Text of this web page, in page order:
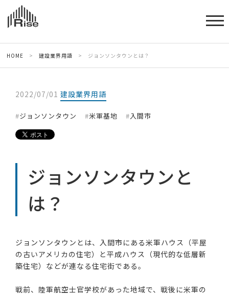
HOME > 建設業界用語 > ジョンソンタウンとは？
2022/07/01 建設業界用語
ジョンソンタウン 米軍基地 入間市
ジョンソンタウンと
は？
ジョンソンタウンとは、入間市にある米軍ハウス（平屋
の古いアメリカの住宅）と平成ハウス（現代的な低層新
築住宅）などが連なる住宅街である。
戦前、陸軍航空士官学校があった地域で、戦後に米軍の